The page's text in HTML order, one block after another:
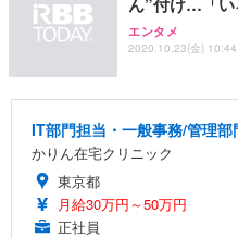
エンタメ
2020.10.23(金) 10:44
IT部門担当・一般事務/管理部
かりん在宅クリニック
東京都
月給30万円～50万円
正社員